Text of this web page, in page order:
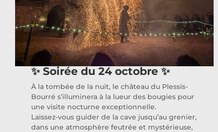
✨Soirée du 24 octobre✨
À la tombée de la nuit, le château du Plessis-
Bourré s’illuminera à la lueur des bougies pour
une visite nocturne exceptionnelle.
Laissez-vous guider de la cave jusqu’au grenier,
dans une atmosphère feutrée et mystérieuse,